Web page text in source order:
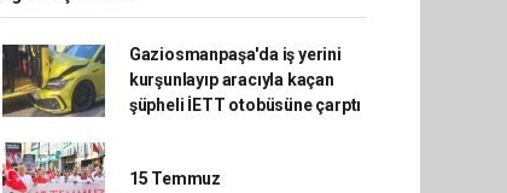
Gaziosmanpaşa'da iş yerini
kurşunlayıp aracıyla kaçan
şüpheli İETT otobüsüne çarptı
15 Temmuz